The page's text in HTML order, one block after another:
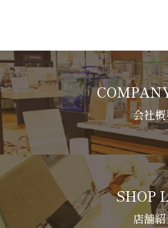
会社
SHOP
店舗